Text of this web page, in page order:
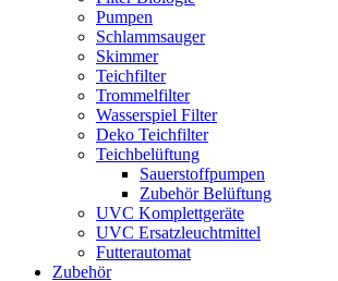
Pumpen
Schlammsauger
Skimmer
Teichfilter
Trommelfilter
Wasserspiel Filter
Deko Teichfilter
Teichbelüftung
Sauerstoffpumpen
Zubehör Belüftung
UVC Komplettgeräte
UVC Ersatzleuchtmittel
Futterautomat
Zubehör